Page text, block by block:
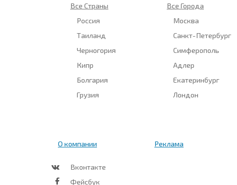
Все Страны
Россия
Таиланд
Черногория
Кипр
Болгария
Грузия
Все Города
Москва
Санкт-Петербург
Симферополь
Адлер
Екатеринбург
Лондон
О компании Реклама
Вконтакте
Фейсбук